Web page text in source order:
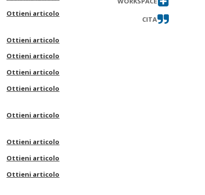
Ottieni articolo
Ottieni articolo
Ottieni articolo
Ottieni articolo
Ottieni articolo
Ottieni articolo
Ottieni articolo
Ottieni articolo
Ottieni articolo
CITA